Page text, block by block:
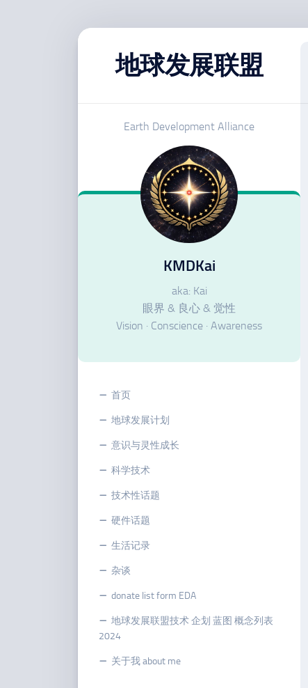
地球发展联盟
Earth Development Alliance
KMDKai
aka: Kai
眼界 & 良心 & 觉性
Vision · Conscience · Awareness
首页
地球发展计划
意识与灵性成长
科学技术
技术性话题
硬件话题
生活记录
杂谈
donate list form EDA
地球发展联盟技术 企划 蓝图 概念列表
2024
关于我 about me